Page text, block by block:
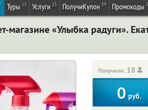
Туры 13 Услуги 13 ПолучиКупон 89 Промокоды
магазине «Улыбка радуги».
Получили: 18
0 руб.